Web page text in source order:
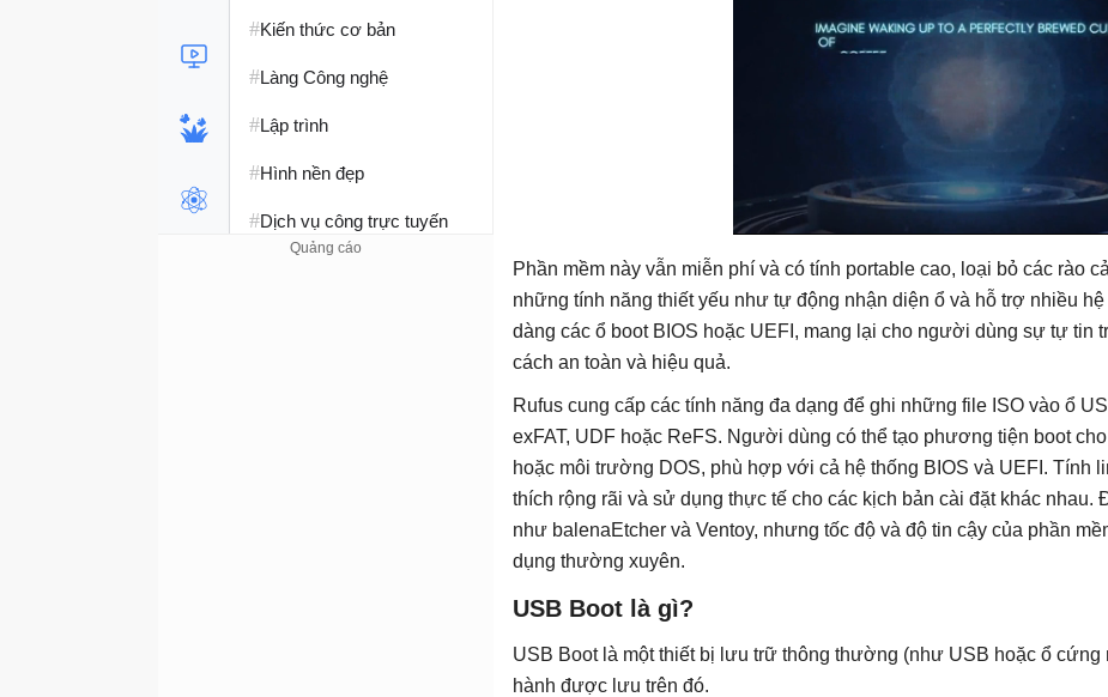
Phần mềm này vẫn miễn phí và có tính portable cao, loại bỏ các rào
những tính năng thiết yếu như tự động nhận diện ổ và hỗ trợ nhiều
dàng các ổ boot BIOS hoặc UEFI, mang lại cho người dùng sự tự tin
cách an toàn và hiệu quả.
Rufus cung cấp các tính năng đa dạng để ghi những file ISO vào ổ
exFAT, UDF hoặc ReFS. Người dùng có thể tạo phương tiện boot
hoặc môi trường DOS, phù hợp với cả hệ thống BIOS và UEFI. Tính
thích rộng rãi và sử dụng thực tế cho các kịch bản cài đặt khác nhau.
như balenaEtcher và Ventoy, nhưng tốc độ và độ tin cậy của phần
dụng thường xuyên.
USB Boot là gì?
USB Boot là một thiết bị lưu trữ thông thường (như USB hoặc ổ cứng
hành được lưu trên đó.
#Kiến thức cơ bản
#Làng Công nghệ
#Lập trình
#Hình nền đẹp
#Dịch vụ công trực tuyến